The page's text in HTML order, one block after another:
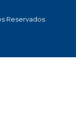
Reservados